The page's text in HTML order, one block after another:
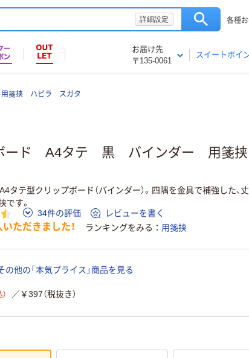
詳細設定 各種
お届け先
〒135-0061
スイートポイ
箋挟 ハピラ スガタ
ード A4タテ 黒 バインダー 用箋
タテ型クリップボード（バインダー）。四隅を金具で補強した、
です。
34件の評価 レビューを書く
ただきました！ ランキングをみる 用箋挟
の他の「本気プライス」商品を見る
／￥397（税抜き）